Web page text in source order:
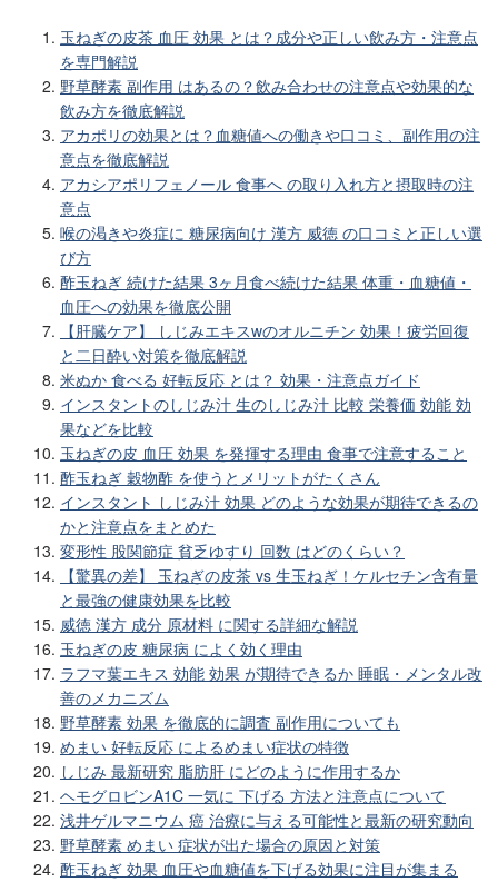
玉ねぎの皮茶 血圧 効果 とは？成分や正しい飲み方・注意点
を専門解説
野草酵素 副作用 はあるの？飲み合わせの注意点や効果的な
飲み方を徹底解説
アカポリの効果とは？血糖値への働きや口コミ、副作用の注
意点を徹底解説
アカシアポリフェノール 食事へ の取り入れ方と摂取時の注
意点
喉の渇きや炎症に 糖尿病向け 漢方 威徳 の口コミと正しい選
び方
酢玉ねぎ 続けた結果 3ヶ月食べ続けた結果 体重・血糖値・
血圧への効果を徹底公開
【肝臓ケア】 しじみエキスwのオルニチン 効果！疲労回復
と二日酔い対策を徹底解説
米ぬか 食べる 好転反応 とは？ 効果・注意点ガイド
インスタントのしじみ汁 生のしじみ汁 比較 栄養価 効能 効
果などを比較
玉ねぎの皮 血圧 効果 を発揮する理由 食事で注意すること
酢玉ねぎ 穀物酢 を使うとメリットがたくさん
インスタント しじみ汁 効果 どのような効果が期待できるの
かと注意点をまとめた
変形性 股関節症 貧乏ゆすり 回数 はどのくらい？
【驚異の差】 玉ねぎの皮茶 vs 生玉ねぎ！ケルセチン含有量
と最強の健康効果を比較
威徳 漢方 成分 原材料 に関する詳細な解説
玉ねぎの皮 糖尿病 によく効く理由
ラフマ葉エキス 効能 効果 が期待できるか 睡眠・メンタル改
善のメカニズム
野草酵素 効果 を徹底的に調査 副作用についても
めまい 好転反応 によるめまい症状の特徴
しじみ 最新研究 脂肪肝 にどのように作用するか
ヘモグロビンA1C 一気に 下げる 方法と注意点について
浅井ゲルマニウム 癌 治療に与える可能性と最新の研究動向
野草酵素 めまい 症状が出た場合の原因と対策
酢玉ねぎ 効果 血圧や血糖値を下げる効果に注目が集まる